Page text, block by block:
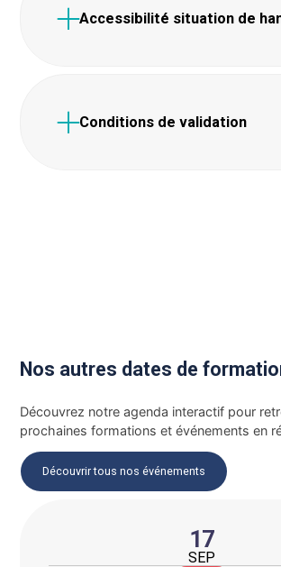
Accessibilité situation de
Conditions de validation
Nos autres dates de
Découvrez notre agenda interactif pour
prochaines formations et événements en
Découvrir tous nos événements
17
SEP